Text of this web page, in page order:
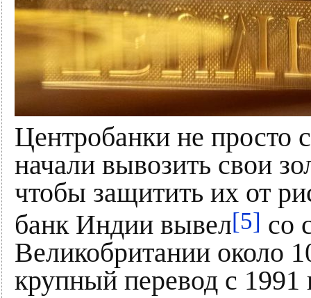
Центробанки не просто
начали вывозить свои
чтобы защитить их от
банк Индии вывел[5] со
Великобритании около
крупный перевод с 1991